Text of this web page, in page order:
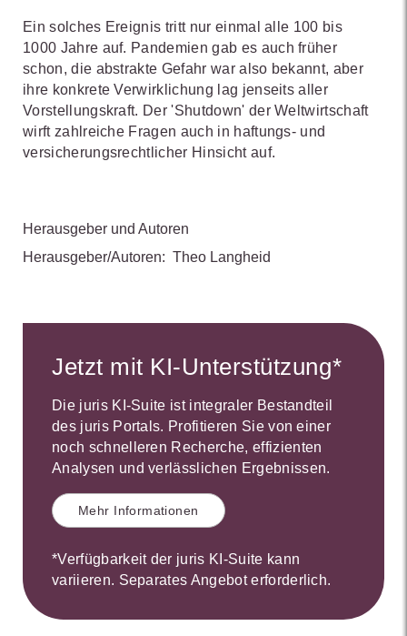
Ein solches Ereignis tritt nur einmal alle 100 bis
1000 Jahre auf. Pandemien gab es auch früher
schon, die abstrakte Gefahr war also bekannt, aber
ihre konkrete Verwirklichung lag jenseits aller
Vorstellungskraft. Der 'Shutdown' der Weltwirtschaft
wirft zahlreiche Fragen auch in haftungs- und
versicherungsrechtlicher Hinsicht auf.
Herausgeber und Autoren
Herausgeber/Autoren: Theo Langheid
Jetzt mit KI-Unterstützung*
Die juris KI-Suite ist integraler Bestandteil
des juris Portals. Profitieren Sie von einer
noch schnelleren Recherche, effizienten
Analysen und verlässlichen Ergebnissen.
Mehr Informationen
*Verfügbarkeit der juris KI-Suite kann
variieren. Separates Angebot erforderlich.